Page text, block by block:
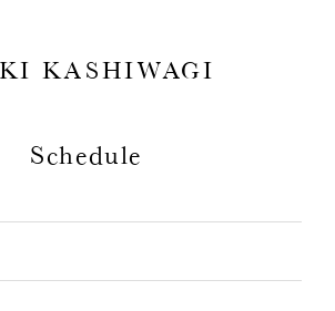
KASHIWAGI
Schedule